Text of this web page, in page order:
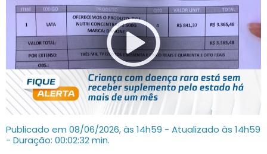
Publicado em 08/06/2026, às 14h59 - Atualizado às 14h59
- Duração: 00:02:32 min.